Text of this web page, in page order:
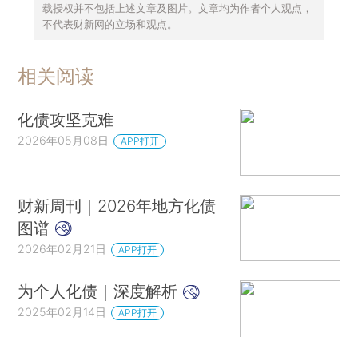
载授权并不包括上述文章及图片。文章均为作者个人观点，
不代表财新网的立场和观点。
相关阅读
化债攻坚克难
2026年05月08日 APP打开
财新周刊｜2026年地方化债
图谱
2026年02月21日 APP打开
为个人化债｜深度解析
2025年02月14日 APP打开